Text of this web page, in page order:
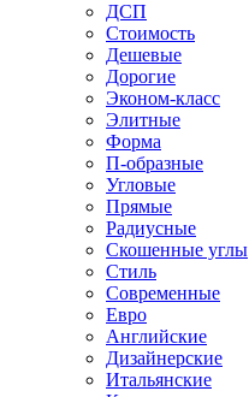
ДСП
Стоимость
Дешевые
Дорогие
Эконом-класс
Элитные
Форма
П-образные
Угловые
Прямые
Радиусные
Скошенные углы
Стиль
Современные
Евро
Английские
Дизайнерские
Итальянские